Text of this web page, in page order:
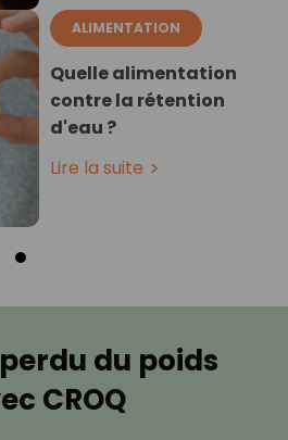
ALIMENTATION
Quelle alimentation
contre la rétention
d'eau ?
Lire la suite
du poids
CROQ